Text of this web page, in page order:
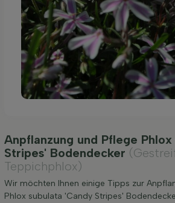
Anpflanzung und Pflege
Stripes' Bodendecker
Teppichphlox)
Wir möchten Ihnen einige Tipps zur
Phlox subulata 'Candy Stripes'